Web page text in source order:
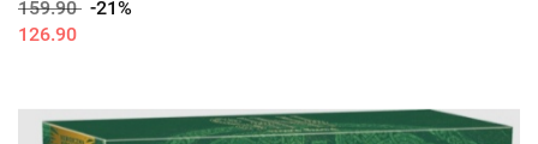
159.90 -21%
126.90